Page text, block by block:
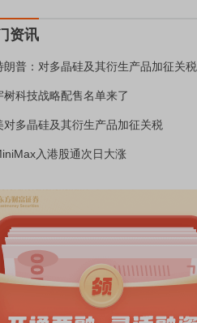
资讯
朗普：对多晶硅及其衍生产品加征关税
树科技战略配售名单来了
对多晶硅及其衍生产品加征关税
入港股通次日大涨